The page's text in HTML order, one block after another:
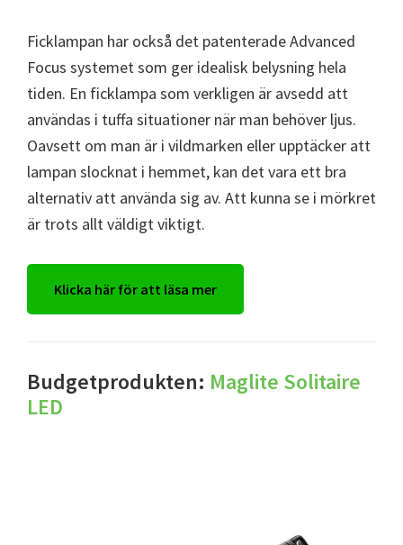
Ficklampan har också det patenterade Advanced
Focus systemet som ger idealisk belysning hela
tiden. En ficklampa som verkligen är avsedd att
användas i tuffa situationer när man behöver ljus.
Oavsett om man är i vildmarken eller upptäcker att
lampan slocknat i hemmet, kan det vara ett bra
alternativ att använda sig av. Att kunna se i mörkret
är trots allt väldigt viktigt.
Klicka här för att läsa mer
Budgetprodukten: Maglite Solitaire
LED